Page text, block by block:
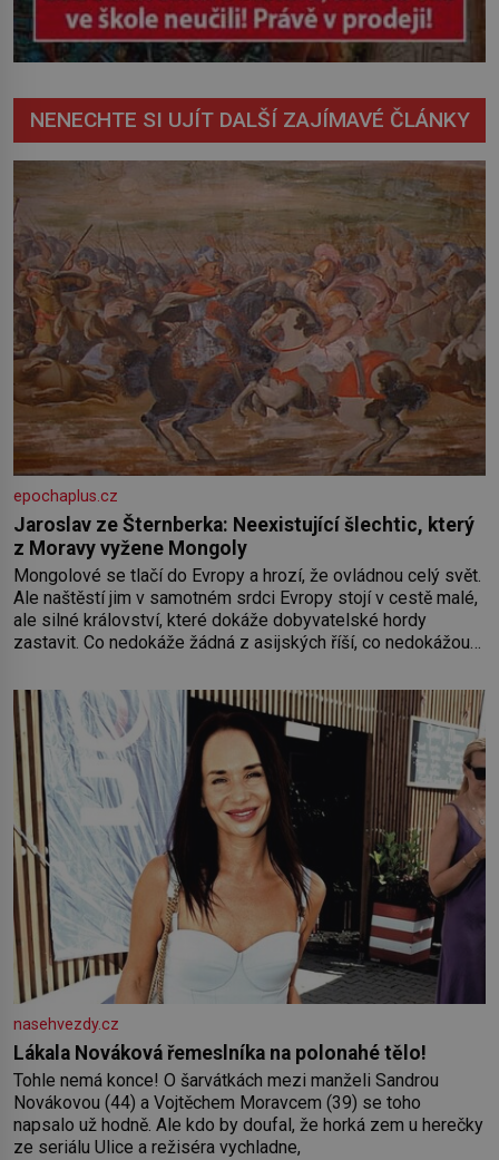
NENECHTE SI UJÍT DALŠÍ ZAJÍMAVÉ ČLÁNKY
epochaplus.cz
Jaroslav ze Šternberka: Neexistující šlechtic, který
z Moravy vyžene Mongoly
Mongolové se tlačí do Evropy a hrozí, že ovládnou celý svět.
Ale naštěstí jim v samotném srdci Evropy stojí v cestě malé,
ale silné království, které dokáže dobyvatelské hordy
zastavit. Co nedokáže žádná z asijských říší, co nedokážou
od roku 1223 postupují podél Kaspického a Azovského
moře,
nasehvezdy.cz
Lákala Nováková řemeslníka na polonahé tělo!
Tohle nemá konce! O šarvátkách mezi manželi Sandrou
Novákovou (44) a Vojtěchem Moravcem (39) se toho
napsalo už hodně. Ale kdo by doufal, že horká zem u herečky
ze seriálu Ulice a režiséra vychladne,